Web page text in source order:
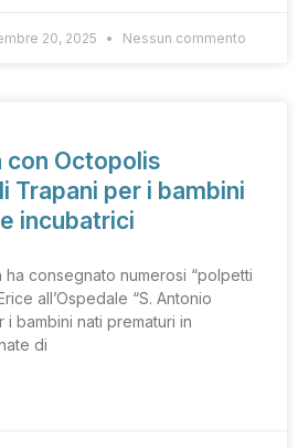
20, 2025 Nessun commento
con Octopolis
Trapani per i bambini
incubatrici
consegnato numerosi “polpetti
all’Ospedale “S. Antonio
i bambini nati prematuri in
di